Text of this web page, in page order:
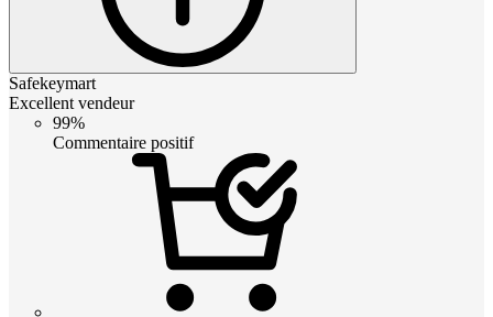
Safekeymart
Excellent vendeur
99%
Commentaire positif